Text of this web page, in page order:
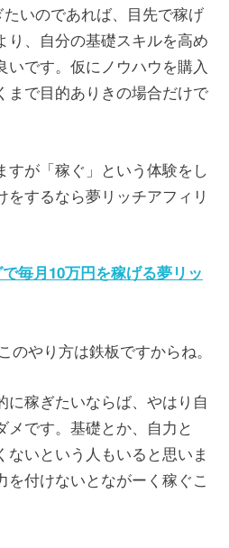
たいのであれば、目先で稼げ
り、自分の基礎スキルを高め
いです。仮にノウハウを購入
まで目的ありきの場合だけで
すが「稼ぐ」という体験をし
をするなら夢リッチアフィリ
毎月10万円を稼げる夢リッ
のやり方は鉄板ですからね。
に稼ぎたいならば、やはり自
メです。基礎とか、自力と
ないという人もいると思いま
付けないとながーく稼ぐこ